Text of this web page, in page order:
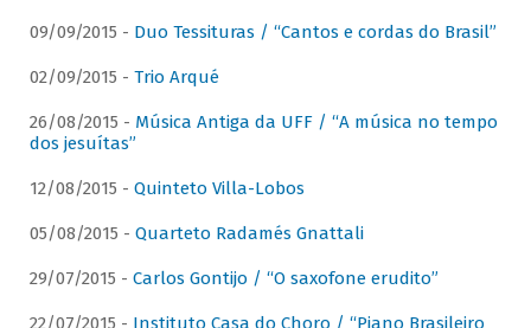
09/09/2015 - Duo Tessituras / “Cantos e cordas do Brasil”
02/09/2015 - Trio Arqué
26/08/2015 - Música Antiga da UFF / “A música no tempo
dos jesuítas”
12/08/2015 - Quinteto Villa-Lobos
05/08/2015 - Quarteto Radamés Gnattali
29/07/2015 - Carlos Gontijo / “O saxofone erudito”